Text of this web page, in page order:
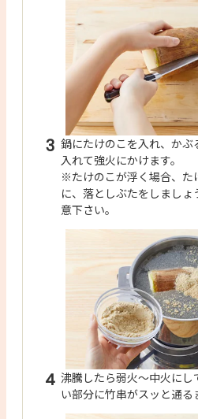
3 鍋にたけのこを入れ、か
入れて強火にかけます。
※たけのこが浮く場合、た
に、落としぶたをしまし
意下さい。
4 沸騰したら弱火～中火に
い部分に竹串がスッと通る